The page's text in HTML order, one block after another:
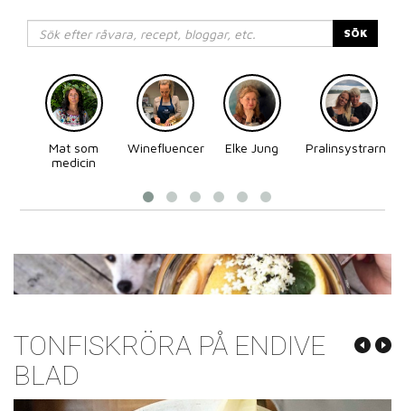
SÖK
Mat som
medicin
Winefluencer Elke Jung
Pralinsystrarna
TONFISKRÖRA PÅ ENDIVE
BLAD